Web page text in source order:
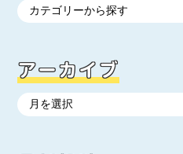
アーカイブ